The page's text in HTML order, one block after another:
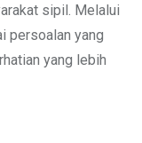
sipil. Melalui
persoalan yang
yang lebih